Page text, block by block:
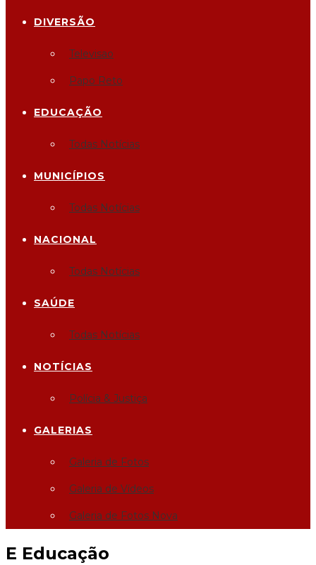
DIVERSÃO
Televisao
Papo Reto
EDUCAÇÃO
Todas Notícias
MUNICÍPIOS
Todas Notícias
NACIONAL
Todas Notícias
SAÚDE
Todas Notícias
NOTÍCIAS
Polícia & Justiça
GALERIAS
Galeria de Fotos
Galeria de Vídeos
Galeria de Fotos Nova
E Educação